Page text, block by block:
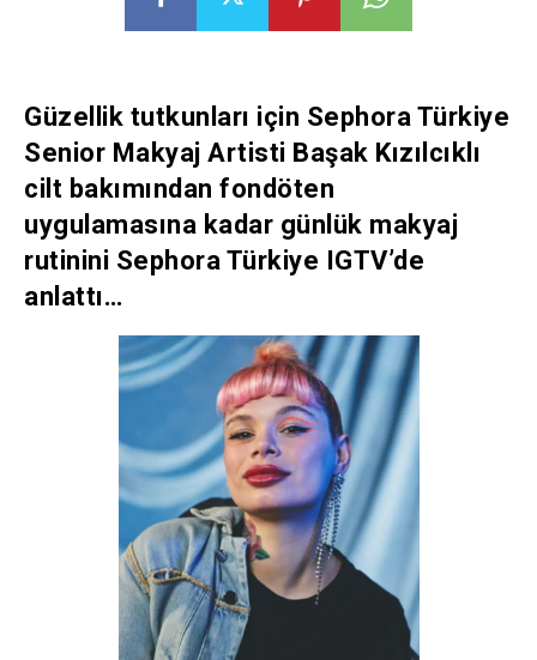
Güzellik tutkunları için Sephora Türkiye
Senior Makyaj Artisti Başak Kızılcıklı
cilt bakımından fondöten
uygulamasına kadar günlük makyaj
rutinini Sephora Türkiye IGTV’de
anlattı…